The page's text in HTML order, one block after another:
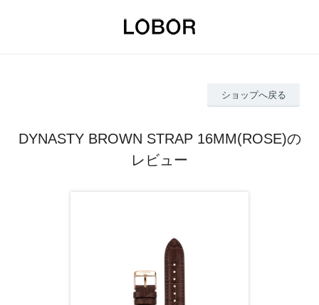
ショップへ戻る
DYNASTY BROWN STRAP 16MM(ROSE)の
レビュー